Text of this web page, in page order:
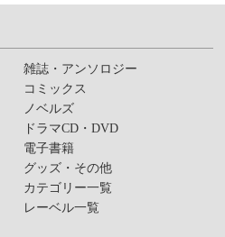
雑誌・アンソロジー
コミックス
ノベルズ
ドラマCD・DVD
電子書籍
グッズ・その他
カテゴリー一覧
レーベル一覧